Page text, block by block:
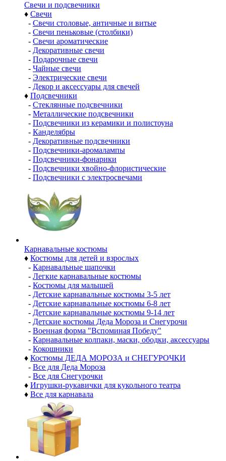
Свечи и подсвечники
♦ Свечи
- Свечи столовые, античные и витые
- Свечи пеньковые (столбики)
- Свечи ароматические
- Декоративные свечи
- Подарочные свечи
- Чайные свечи
- Электрические свечи
- Декор и аксессуары для свечей
♦ Подсвечники
- Стеклянные подсвечники
- Металлические подсвечники
- Подсвечники из керамики и полистоуна
- Канделябры
- Декоративные подсвечники
- Подсвечники-аромалампы
- Подсвечники-фонарики
- Подсвечники хвойно-флористические
- Подсвечники с электросвечами
Карнавальные костюмы
♦ Костюмы для детей и взрослых
- Карнавальные шапочки
- Легкие карнавальные костюмы
- Костюмы для малышей
- Детские карнавальные костюмы 3-5 лет
- Детские карнавальные костюмы 6-8 лет
- Детские карнавальные костюмы 9-14 лет
- Детские костюмы Деда Мороза и Снегурочи
- Военная форма "Вспоминая Победу"
- Карнавальные колпаки, маски, ободки, аксессуары
- Кокошники
♦ Костюмы ДЕДА МОРОЗА и СНЕГУРОЧКИ
- Все для Деда Мороза
- Все для Снегурочки
♦ Игрушки-рукавички для кукольного театра
♦ Все для карнавала